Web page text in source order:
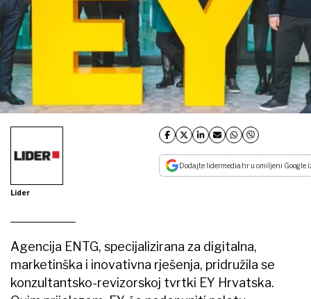
Lider
Dodajte lidermedia.hr u omiljeni Google
Agencija ENTG, specijalizirana za digitalna,
marketinška i inovativna rješenja, pridružila se
konzultantsko-revizorskoj tvrtki EY Hrvatska.